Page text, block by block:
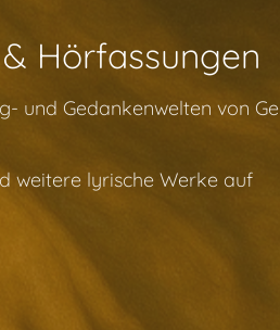
Hörfassungen
und Gedankenwelten von
weitere lyrische Werke auf